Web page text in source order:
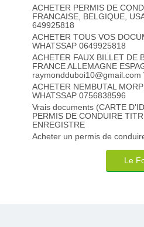
ACHETER PERMIS DE
FRANCAISE, BELGIQUE,
649925818
ACHETER TOUS VOS
WHATSSAP 0649925818
ACHETER FAUX BILLET DE
FRANCE ALLEMAGNE
raymondduboi10@gmail.com
ACHETER NEMBUTAL
WHATSSAP 0756838596
Vrais documents (CARTE
PERMIS DE CONDUIRE
ENREGISTRE
Acheter un permis de
Le